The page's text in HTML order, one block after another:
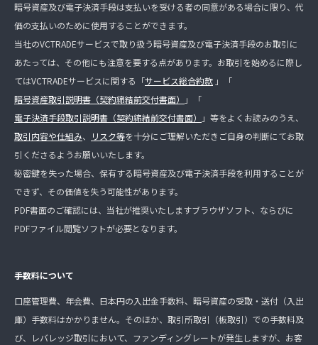
暗号資産及び電子決済手段は支払いを受ける者の同意がある場合に限り、代
価の支払いのために使用することができます。
当社のVCTRADEサービスで取り扱う暗号資産及び電子決済手段のお取引に
あたっては、その他にも注意を要する点があります。お取引を始めるに際し
てはVCTRADEサービスに関する「サービス総合約款 」「
暗号資産取引説明書（契約締結前交付書面）
」「
電子決済手段取引説明書（契約締結前交付書面）
」等をよくお読みのうえ、
取引内容や仕組み、 リスク等を十分にご理解いただきご自身の判断にてお取
引くださるようお願いいたします。
秘密鍵を失った場合、保有する暗号資産及び電子決済手段を利用することが
できず、その価値を失う可能性があります。
PDF書面のご確認には、当社が推奨いたしますブラウザソフト、ならびに
PDFファイル閲覧ソフトが必要となります。
手数料について
口座管理費、年会費、日本円の入出金手数料、暗号資産の受取・送付（入出
庫）手数料はかかりません。そのほか、取引所取引（板取引）での手数料及
び、レバレッジ取引において、ファンディングレートが発生しますが、お客